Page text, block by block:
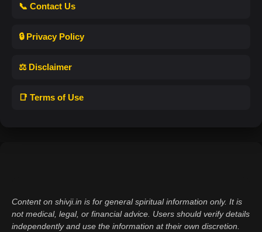
📞 Contact Us
🔒 Privacy Policy
⚖️ Disclaimer
📑 Terms of Use
Content on shivji.in is for general spiritual information only. It is
not medical, legal, or financial advice. Users should verify details
independently and use the information at their own discretion.